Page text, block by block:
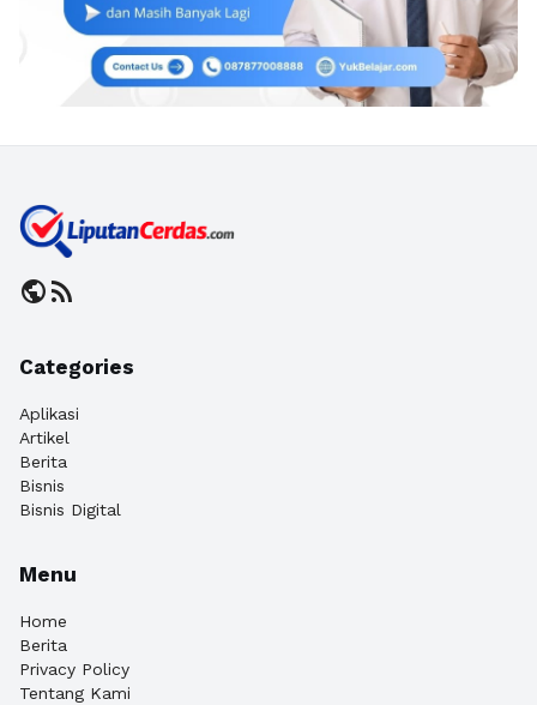
publicrss_feed
Categories
Aplikasi
Artikel
Berita
Bisnis
Bisnis Digital
Menu
Home
Berita
Privacy Policy
Tentang Kami